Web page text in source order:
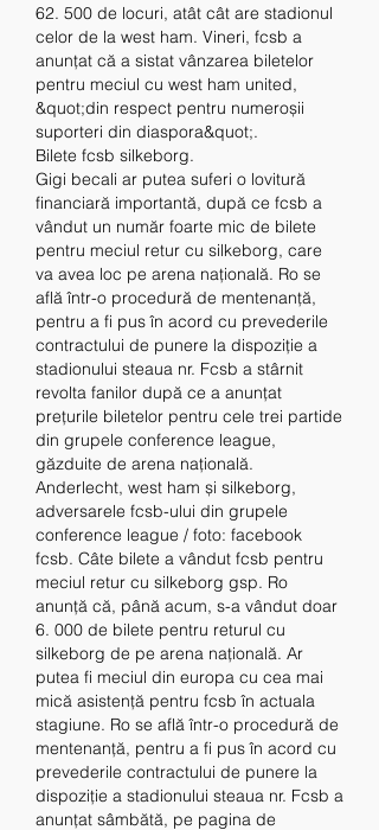
62. 500 de locuri, atât cât are stadionul
celor de la west ham. Vineri, fcsb a
anunțat că a sistat vânzarea biletelor
pentru meciul cu west ham united,
&quot;din respect pentru numeroșii
suporteri din diaspora&quot;.
Bilete fcsb silkeborg.
Gigi becali ar putea suferi o lovitură
financiară importantă, după ce fcsb a
vândut un număr foarte mic de bilete
pentru meciul retur cu silkeborg, care
va avea loc pe arena națională. Ro se
află într-o procedură de mentenanță,
pentru a fi pus în acord cu prevederile
contractului de punere la dispoziție a
stadionului steaua nr. Fcsb a stârnit
revolta fanilor după ce a anunțat
prețurile biletelor pentru cele trei partide
din grupele conference league,
găzduite de arena națională.
Anderlecht, west ham și silkeborg,
adversarele fcsb-ului din grupele
conference league / foto: facebook
fcsb. Câte bilete a vândut fcsb pentru
meciul retur cu silkeborg gsp. Ro
anunță că, până acum, s-a vândut doar
6. 000 de bilete pentru returul cu
silkeborg de pe arena națională. Ar
putea fi meciul din europa cu cea mai
mică asistență pentru fcsb în actuala
stagiune. Ro se află într-o procedură de
mentenanță, pentru a fi pus în acord cu
prevederile contractului de punere la
dispoziție a stadionului steaua nr. Fcsb a
anunțat sâmbătă, pe pagina de